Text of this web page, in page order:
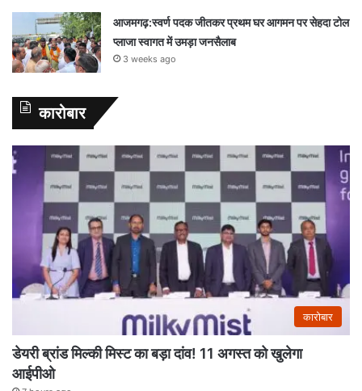
आजमगढ़:स्वर्ण पदक जीतकर प्रथम घर आगमन पर सेहदा टोल
प्लाजा स्वागत में उमड़ा जनसैलाब
3 weeks ago
कारोबार
कारोबार
डेयरी ब्रांड मिल्की मिस्ट का बड़ा दांव! 11 अगस्त को खुलेगा
आईपीओ